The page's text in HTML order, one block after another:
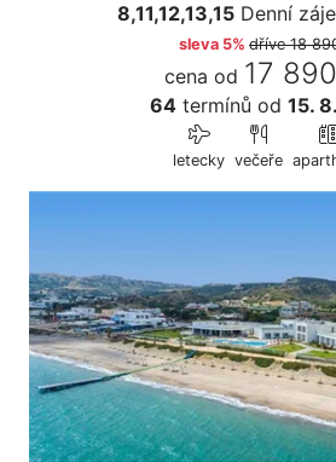
8,11,12,13,15 Denní
sleva 5% dříve18
cena od 17
64termínů od 15.
letecky večeře